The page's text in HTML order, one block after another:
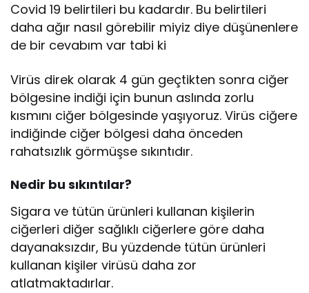
Covid 19 belirtileri bu kadardır. Bu belirtileri
daha ağır nasıl görebilir miyiz diye düşünenlere
de bir cevabım var tabi ki
Virüs direk olarak 4 gün geçtikten sonra ciğer
bölgesine indiği için bunun aslında zorlu
kısmını ciğer bölgesinde yaşıyoruz. Virüs ciğere
indiğinde ciğer bölgesi daha önceden
rahatsızlık görmüşse sıkıntıdır.
Nedir bu sıkıntılar?
Sigara ve tütün ürünleri kullanan kişilerin
ciğerleri diğer sağlıklı ciğerlere göre daha
dayanaksızdır, Bu yüzdende tütün ürünleri
kullanan kişiler virüsü daha zor
atlatmaktadırlar.